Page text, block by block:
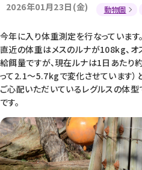
2026年01月23日(金) 動物園
今年に入り体重測定を行なっています。
直近の体重はメスのルナが108kg、オ
給餌量ですが、現在ルナは1日あたり
って2.1～5.7kgで変化させています）と
ご心配いただいているレグルスの体
です。